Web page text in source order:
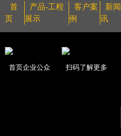
首
页
产品-工程
展示
客户案
例
新
讯
首页企业公众 扫码了解更多